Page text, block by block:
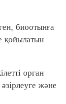
биоотынға
қойылатын
орган
және